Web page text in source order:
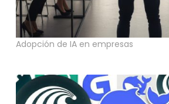
Adopción de IA en empresas